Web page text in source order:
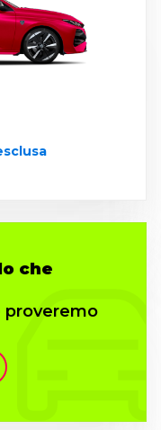
che
proveremo